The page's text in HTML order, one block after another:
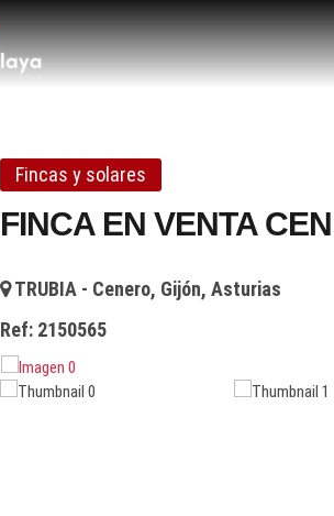
Santa Olaya.
Fincas y solares
FINCA EN VENTA
TRUBIA - Cenero, Gijón, Asturias
Ref: 2150565